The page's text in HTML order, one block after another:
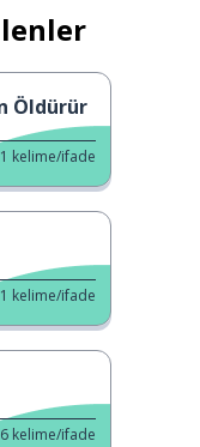
Öldürür
kelime/ifade
kelime/ifade
kelime/ifade